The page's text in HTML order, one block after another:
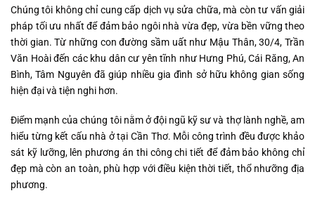
Chúng tôi không chỉ cung cấp dịch vụ sửa chữa, mà còn tư vấn giải
pháp tối ưu nhất để đảm bảo ngôi nhà vừa đẹp, vừa bền vững theo
thời gian. Từ những con đường sầm uất như Mậu Thân, 30/4, Trần
Văn Hoài đến các khu dân cư yên tĩnh như Hưng Phú, Cái Răng, An
Bình, Tâm Nguyên đã giúp nhiều gia đình sở hữu không gian sống
hiện đại và tiện nghi hơn.
Điểm mạnh của chúng tôi nằm ở đội ngũ kỹ sư và thợ lành nghề, am
hiểu từng kết cấu nhà ở tại Cần Thơ. Mỗi công trình đều được khảo
sát kỹ lưỡng, lên phương án thi công chi tiết để đảm bảo không chỉ
đẹp mà còn an toàn, phù hợp với điều kiện thời tiết, thổ nhưỡng địa
phương.